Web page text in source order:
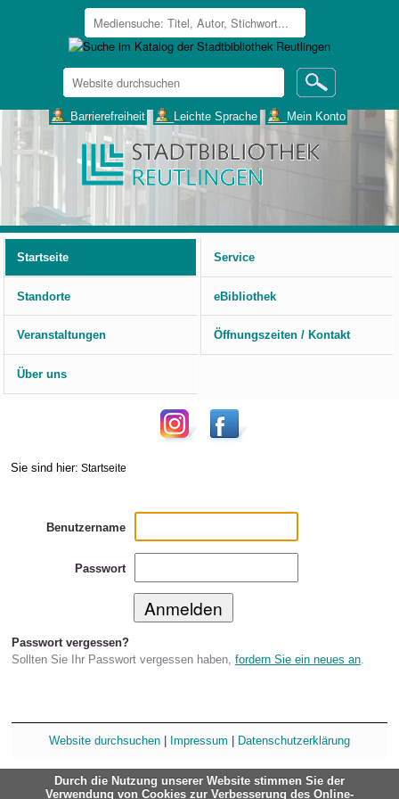
Website
durchsuchen
___Barrierefreiheit ___Leichte Sprache ___Mein Konto
Startseite
Service
Standorte eBibliothek
Veranstaltungen Öffnungszeiten / Kontakt
Über uns
Sie sind hier: Startseite
Benutzername
Passwort
Passwort vergessen?
Sollten Sie Ihr Passwort vergessen haben, fordern Sie ein neues an.
Website durchsuchen | Impressum | Datenschutzerklärung
Durch die Nutzung unserer Website stimmen Sie der
Verwendung von Cookies zur Verbesserung des Online-